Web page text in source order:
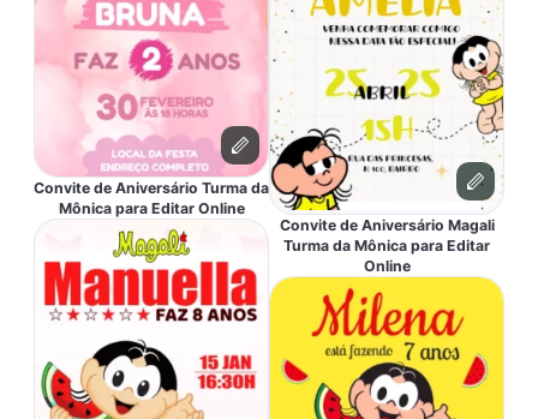
Convite de Aniversário Turma da
Mônica para Editar Online
Convite de Aniversário Magali
Turma da Mônica para Editar
Online